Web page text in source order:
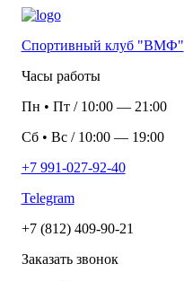
Спортивный клуб "ВМФ"
Часы работы
Пн • Пт/ 10:00— 21:00
Сб• Вс/ 10:00— 19:00
+7 991-027-92-40
Telegram
+7 (812) 409-90-21
Заказать звонок